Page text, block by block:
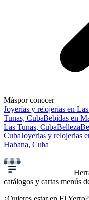
Máspor conocer
Joyerías y relojerías en
Tunas, CubaBebidas en
Las Tunas, CubaBelleza
CubaJoyerías y relojerías
Habana, Cuba
catálogos y cartas menús
¿Quieres estar en El Yerro?